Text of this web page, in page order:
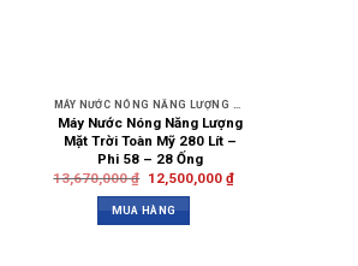
MÁY NƯỚC NÓNG NĂNG LƯỢNG MẶT TRỜI TOÀN MỸ
Máy Nước Nóng Năng Lượng
Mặt Trời Toàn Mỹ 280 Lít –
Phi 58 – 28 Ống
13,670,000₫ 12,500,000 ₫
MUA HÀNG